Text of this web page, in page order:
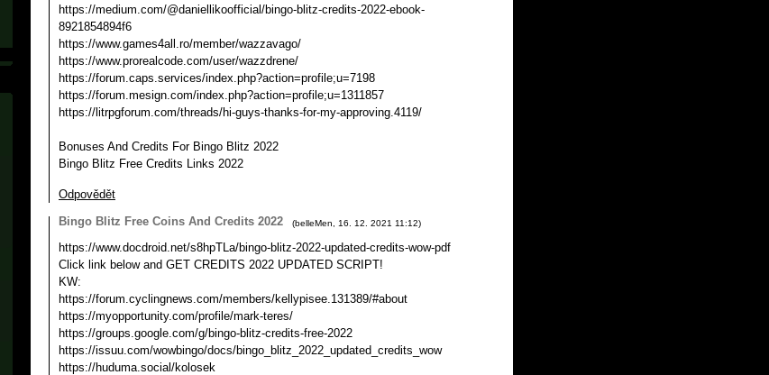
https://medium.com/@daniellikoofficial/bingo-blitz-credits-2022-ebook-
8921854894f6
https://www.games4all.ro/member/wazzavago/
https://www.prorealcode.com/user/wazzdrene/
https://forum.caps.services/index.php?action=profile;u=7198
https://forum.mesign.com/index.php?action=profile;u=1311857
https://litrpgforum.com/threads/hi-guys-thanks-for-my-approving.4119/
Bonuses And Credits For Bingo Blitz 2022
Bingo Blitz Free Credits Links 2022
Odpovědět
Bingo Blitz Free Coins And Credits 2022
(belleMen 16. 12. 2021 11:12)
https://www.docdroid.net/s8hpTLa/bingo-blitz-2022-updated-credits-wow-pdf
Click link below and GET CREDITS 2022 UPDATED SCRIPT!
KW:
https://forum.cyclingnews.com/members/kellypisee.131389/#about
https://myopportunity.com/profile/mark-teres/
https://groups.google.com/g/bingo-blitz-credits-free-2022
https://issuu.com/wowbingo/docs/bingo_blitz_2022_updated_credits_wow
https://huduma.social/kolosek